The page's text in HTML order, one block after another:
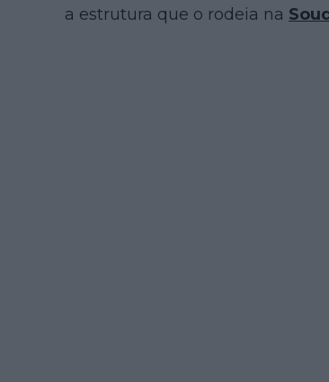
a estrutura que o rodeia na